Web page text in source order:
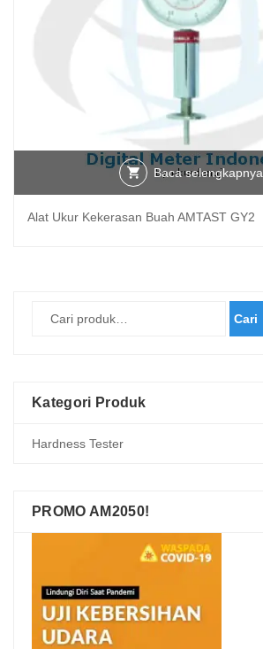
Baca selengkapnya
Alat Ukur Kekerasan Buah AMTAST GY2
Cari
Kategori Produk
PROMO AM2050!